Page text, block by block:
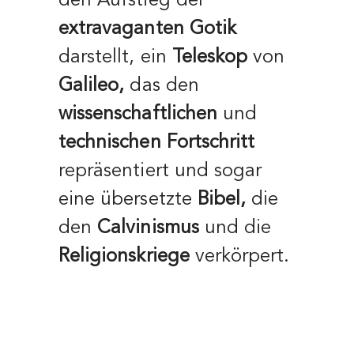
extravaganten Gotik
darstellt, ein
Teleskop von
Galileo, das den
wissenschaftlichen und
technischen Fortschritt
repräsentiert und sogar
eine übersetzte Bibel, die
den Calvinismusund die
Religionskriegeverkörpert.